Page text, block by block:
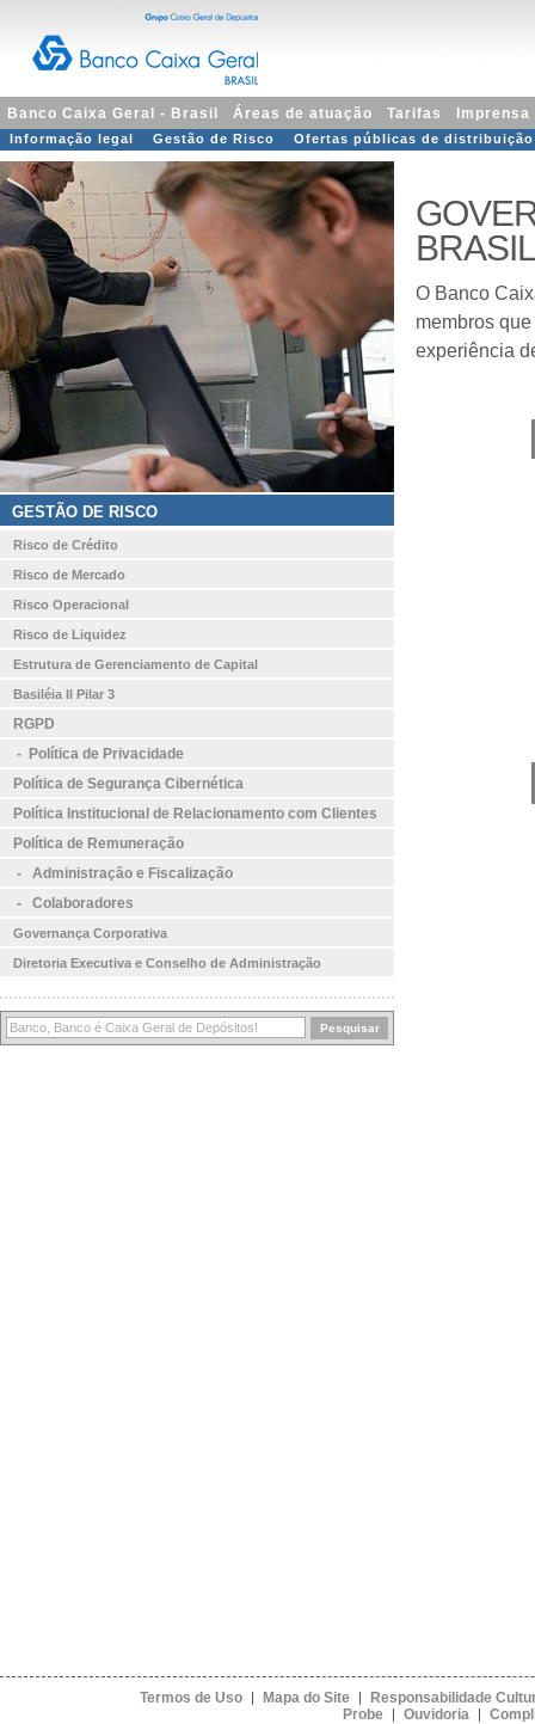
Banco Caixa Geral - Brasil Áreas de atuação Tarifas Imprensa
Informação legal Gestão de Risco Ofertas públicas de distribuição
BRASIL
O Banco
membros
experiência
GESTÃO DE RISCO
Risco de Crédito
Risco de Mercado
Risco Operacional
Risco de Liquidez
Estrutura de Gerenciamento de Capital
Basiléia II Pilar 3
RGPD
- Política de Privacidade
Política de Segurança Cibernética
Política Institucional de Relacionamento com Clientes
Política de Remuneração
- Administração e Fiscalização
- Colaboradores
Governança Corporativa
Diretoria Executiva e Conselho de Administração
Termos de Uso Mapa do Site
Responsabilidade
Probe
Ouvidoria